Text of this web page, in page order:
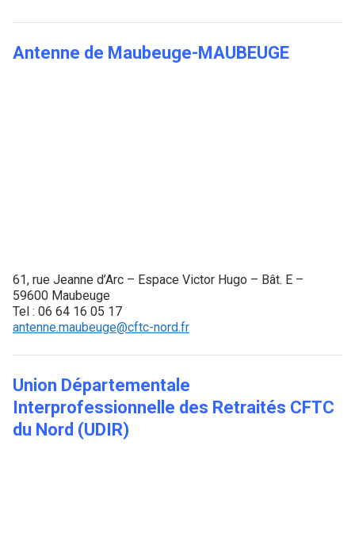
Antenne de Maubeuge-MAUBEUGE
61, rue Jeanne d’Arc – Espace Victor Hugo – Bât. E –
59600 Maubeuge
Tel : 06 64 16 05 17
antenne.maubeuge@cftc-nord.fr
Union Départementale
Interprofessionnelle des Retraités CFTC
du Nord (UDIR)